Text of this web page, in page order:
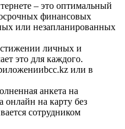
– это оптимальный
финансовых
или незапланированных
личных и
это для каждого.
или в
анкета на
онлайн на карту без
сотрудником